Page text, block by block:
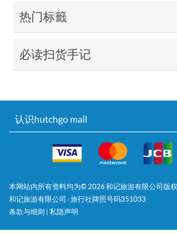
热门标籤
必读扫货手记
认识hutchgo mall
本网站内所有资料均为© 2026和记旅游有限公司版权
和记旅游有限公司 : 旅行社牌照号码351033
条款与细则 | 私隐声明